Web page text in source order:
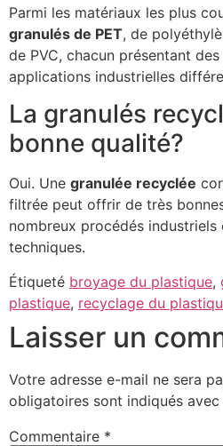
Parmi les matériaux les plus
granulés de PET, de
de PVC, chacun présentant
applications industrielles
La granulés
bonne qualité?
Oui. Une granulée recyclée
filtrée peut offrir de très
nombreux procédés
techniques.
Étiqueté broyage du plastique,
plastique, recyclage du
Laisser un
Votre adresse e-mail ne sera
obligatoires sont indiqués avec
Commentaire *